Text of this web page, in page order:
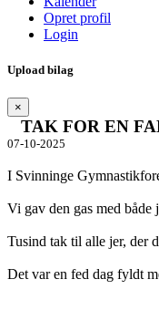
Opret profil
Login
Upload bilag
×
TAK FOR EN
07-10-2025
I Svinninge
Vi gav den gas med
Tusind tak til alle jer, der
Det var en fed dag fyldt